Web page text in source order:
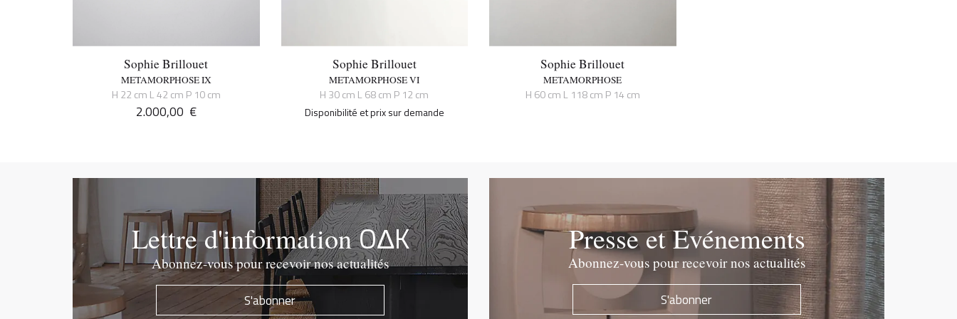
Sophie Brillouet
METAMORPHOSE IX
H 22 cm L 42 cm P 10 cm
2.000,00 €
Sophie Brillouet
METAMORPHOSE VI
H 30 cm L 68 cm P 12 cm
Disponibilité et prix sur demande
Sophie Brillouet
METAMORPHOSE
H 60 cm L 118 cm P 14 cm
Lettre d'informationOΔK
Abonnez-vous pour recevoir nos actualités
S'abonner
Presse et Evénements
Abonnez-vous pour recevoir nos actualités
S'abonner